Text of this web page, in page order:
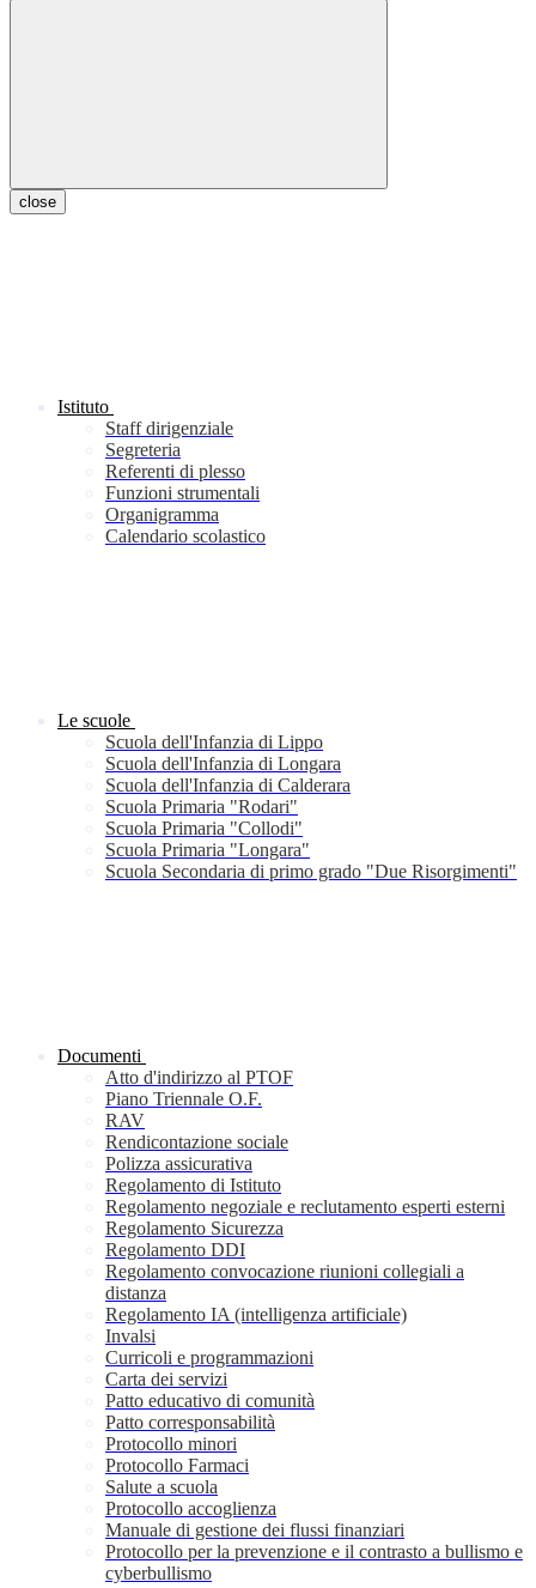
close
Istituto
Staff dirigenziale
Segreteria
Referenti di plesso
Funzioni strumentali
Organigramma
Calendario scolastico
Le scuole
Scuola dell'Infanzia di Lippo
Scuola dell'Infanzia di Longara
Scuola dell'Infanzia di Calderara
Scuola Primaria "Rodari"
Scuola Primaria "Collodi"
Scuola Primaria "Longara"
Scuola Secondaria di primo grado "Due Risorgimenti"
Documenti
Atto d'indirizzo al PTOF
Piano Triennale O.F.
RAV
Rendicontazione sociale
Polizza assicurativa
Regolamento di Istituto
Regolamento negoziale e reclutamento esperti esterni
Regolamento Sicurezza
Regolamento DDI
Regolamento convocazione riunioni collegiali a
distanza
Regolamento IA (intelligenza artificiale)
Invalsi
Curricoli e programmazioni
Carta dei servizi
Patto educativo di comunità
Patto corresponsabilità
Protocollo minori
Protocollo Farmaci
Salute a scuola
Protocollo accoglienza
Manuale di gestione dei flussi finanziari
Protocollo per la prevenzione e il contrasto a bullismo e
cyberbullismo